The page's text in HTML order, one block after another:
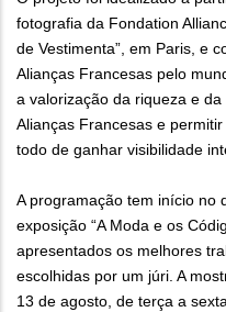
fotografia da Fondation
de Vestimenta”, em Paris, e
Alianças Francesas pelo
a valorização da riqueza e
Alianças Francesas e
todo de ganhar visibilidade
A programação tem início no
exposição “A Moda e os
apresentados os melhores
escolhidas por um júri. A
13 de agosto, de terça a